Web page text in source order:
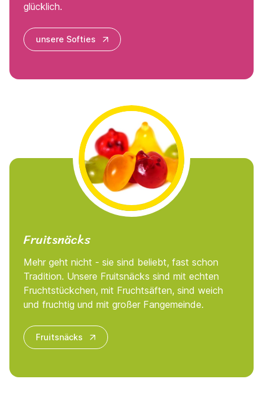
glücklich.
unsere Softies
Fruitsnäcks
Mehr geht nicht - sie sind beliebt, fast schon
Tradition. Unsere Fruitsnäcks sind mit echten
Fruchtstückchen, mit Fruchtsäften, sind weich
und fruchtig und mit großer Fangemeinde.
Fruitsnäcks